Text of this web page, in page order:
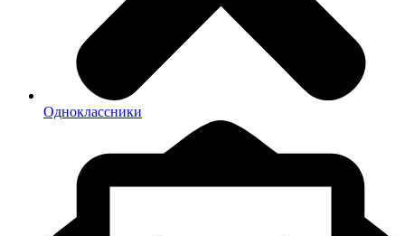
Одноклассники